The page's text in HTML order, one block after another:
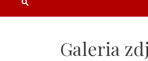
Galeria